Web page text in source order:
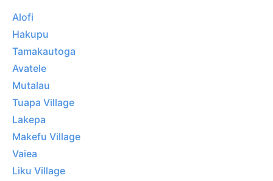
Alofi
Hakupu
Tamakautoga
Avatele
Mutalau
Tuapa Village
Lakepa
Makefu Village
Vaiea
Liku Village